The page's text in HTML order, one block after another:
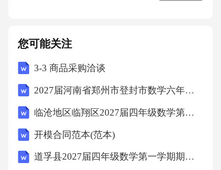
但近年来的研究发现，沿海地区居民的甲状腺
功能低下，与I的摄入量过多有关。
对于吃碘片能否防辐射，专家指出，吃碘不能
“防”核辐射，但可以减少对放射性碘的吸收。因
为核辐射产生后，人体的甲状腺会吸入一种叫
为了保护甲状腺，吃碘片可阻断对这一放射性
您可能关注
3-3 商品采购洽谈
2027届河南省郑州市登封市数学六年级第一学期期末检测试题含解析
临沧地区临翔区2027届四年级数学第一学期期末考试试题含解析
开模合同范本(范本)
道孚县2027届四年级数学第一学期期末学业质量监测模拟试题含解析